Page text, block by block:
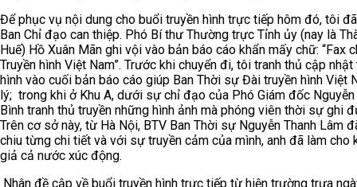
Để phục vụ nội dung cho buổi truyền hình trực tiếp hôm đó, tôi
Ban Chỉ đạo can thiệp. Phó Bí thư Thường trực Tỉnh ủy (nay là
Huế) Hồ Xuân Mãn ghi vội vào bản báo cáo khẩn mấy chữ: “Fax
Truyền hình Việt Nam”. Trước khi chuyển đi, tôi tranh thủ cập nhật
hình vào cuối bản báo cáo giúp Ban Thời sự Đài truyền hình Việt
lý; trong khi ở Khu A, dưới sự chỉ đạo của Phó Giám đốc Nguyễn
Bình tranh thủ truyền những hình ảnh mà phóng viên thời sự ghi
Trên cơ sở này, từ Hà Nội, BTV Ban Thời sự Nguyễn Thanh Lâm
chiu từng chi tiết và với sự truyền cảm của mình, anh đã làm cho
giả cả nước xúc động.
Nhân đề cập về buổi truyền hình trực tiếp từ hiện trường trưa